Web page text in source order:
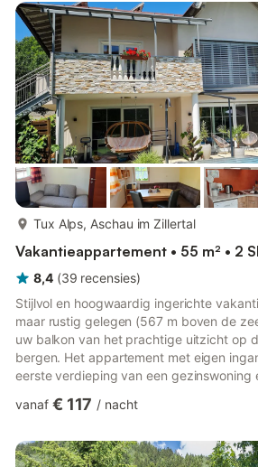
Tux Alps, Aschau im Zillertal
Vakantieappartement • 55 m² • 2
8,4 (39 recensies)
Stijlvol en hoogwaardig ingerichte
maar rustig gelegen (567 m boven de
uw balkon van het prachtige uitzicht op
bergen. Het appartement met eigen
eerste verdieping van een
de buurt: Het rustig gelegen
en klimmen, vooral voor
vanaf € 117 / nacht